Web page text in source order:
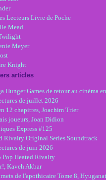
Lecteurs Livre de Poche
Mead
Meyer
Knight
articles
Hunger Games de retour au cinéma
de juillet 2026
12 chapitres, Joachim Trier
joueurs, Joan Didion
Express #125
Rivalry Original Series Soundtrack
de juin 2026
Pop Heated Rivalry
Kaveh Akbar
de l'apothicaire Tome 8,